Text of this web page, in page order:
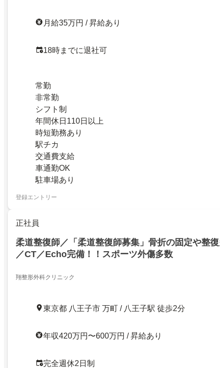
月給35万円 / 昇給あり
18時までに退社可
常勤
非常勤
シフト制
年間休日110日以上
時短勤務あり
駅チカ
交通費支給
車通勤OK
駐車場あり
登録エントリー
正社員
柔道整復師／「柔道整復師募集」骨折の固定や整
／CT／Echo完備！！スポーツ外傷多数
翔整形外科クリニック
東京都 八王子市 万町 / 八王子駅 徒歩2分
年収420万円〜600万円 / 昇給あり
完全週休2日制